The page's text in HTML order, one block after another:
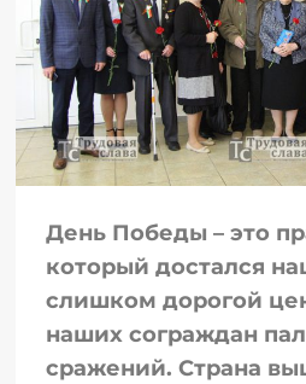
День Победы – это
который достался
слишком дорогой
наших сограждан
сражений. Страна